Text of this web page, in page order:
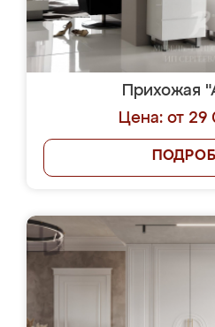
Прихожая
Цена: от 29